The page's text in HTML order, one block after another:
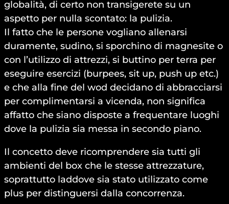
globalità, di certo non transigerete su un
aspetto per nulla scontato: la pulizia.
Il fatto che le persone vogliano allenarsi
duramente, sudino, si sporchino di magnesite o
con l’utilizzo di attrezzi, si buttino per terra per
eseguire esercizi (burpees, sit up, push up etc.)
e che alla fine del wod decidano di abbracciarsi
per complimentarsi a vicenda, non significa
affatto che siano disposte a frequentare luoghi
dove la pulizia sia messa in secondo piano.
Il concetto deve ricomprendere sia tutti gli
ambienti del box che le stesse attrezzature,
soprattutto laddove sia stato utilizzato come
plus per distinguersi dalla concorrenza.